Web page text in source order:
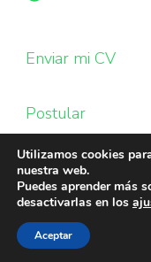
Enviar mi CV
Postular
Utilizamos cookies
nuestra web.
Puedes aprender más
desactivarlas en los
Aceptar